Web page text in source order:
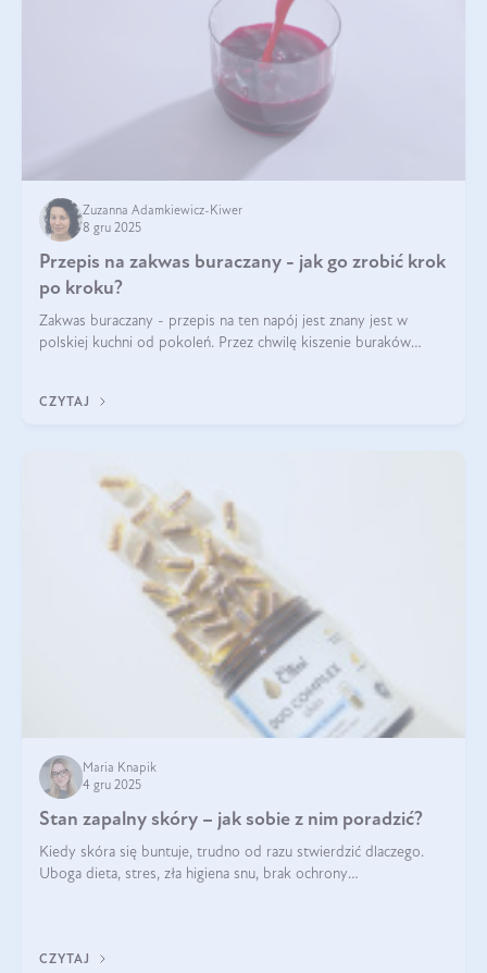
Zuzanna Adamkiewicz-Kiwer
8 gru 2025
Przepis na zakwas buraczany - jak go zrobić krok
po kroku?
Zakwas buraczany - przepis na ten napój jest znany jest w
polskiej kuchni od pokoleń. Przez chwilę kiszenie buraków
CZYTAJ
Maria Knapik
4 gru 2025
Stan zapalny skóry – jak sobie z nim poradzić?
Kiedy skóra się buntuje, trudno od razu stwierdzić dlaczego.
Uboga dieta, stres, zła higiena snu, brak ochrony
CZYTAJ